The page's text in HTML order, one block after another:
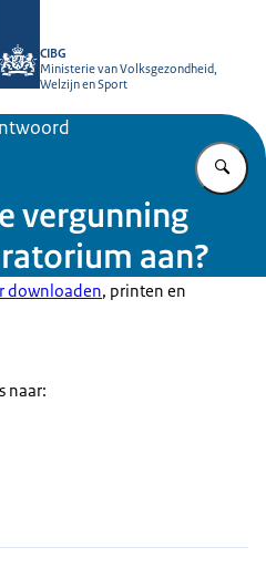
CIBG
Ministerie van Volksgezondheid,
Welzijn en Sport
vergunning
aan?
downloaden, printen en
naar: